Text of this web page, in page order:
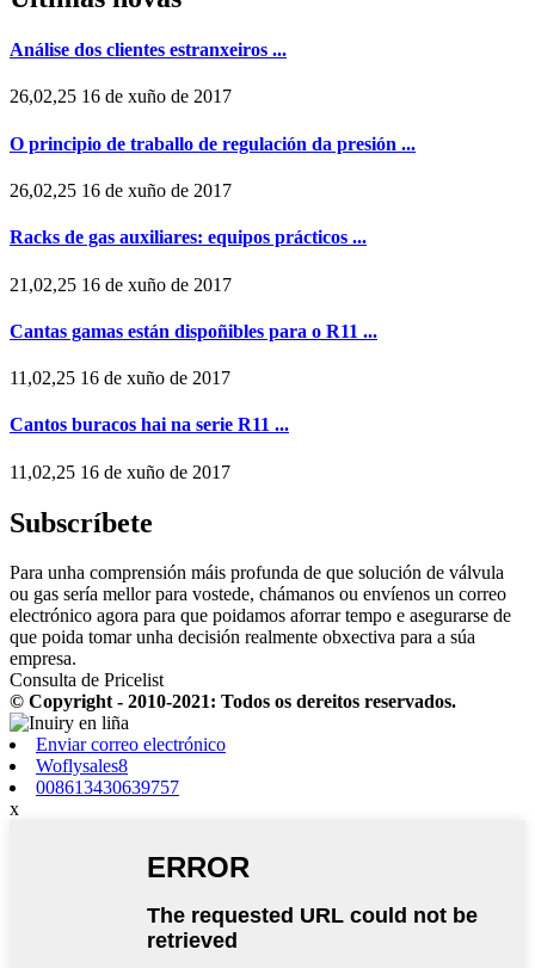
Análise dos clientes estranxeiros ...
26,02,25 16 de xuño de 2017
O principio de traballo de regulación da presión ...
26,02,25 16 de xuño de 2017
Racks de gas auxiliares: equipos prácticos ...
21,02,25 16 de xuño de 2017
Cantas gamas están dispoñibles para o R11 ...
11,02,25 16 de xuño de 2017
Cantos buracos hai na serie R11 ...
11,02,25 16 de xuño de 2017
Subscríbete
Para unha comprensión máis profunda de que solución de válvula
ou gas sería mellor para vostede, chámanos ou envíenos un correo
electrónico agora para que poidamos aforrar tempo e asegurarse de
que poida tomar unha decisión realmente obxectiva para a súa
empresa.
Consulta de Pricelist
© Copyright - 2010-2021: Todos os dereitos reservados.
Enviar correo electrónico
Woflysales8
008613430639757
x